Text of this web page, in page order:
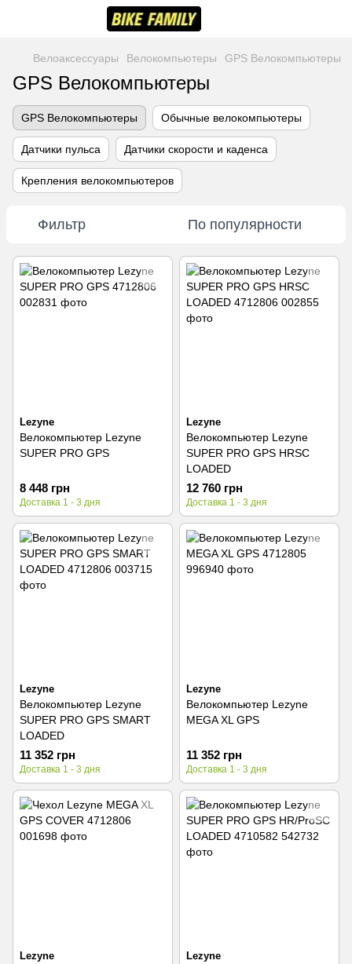
Велоаксессуары Велокомпьютеры GPS Велокомпьютеры
GPS Велокомпьютеры
GPS Велокомпьютеры Обычные велокомпьютеры
Датчики пульса Датчики скорости и каденса
Крепления велокомпьютеров
Фильтр По популярности
Lezyne
Велокомпьютер Lezyne
SUPER PRO GPS
8 448 грн
Доставка 1 - 3 дня
Lezyne
Велокомпьютер Lezyne
SUPER PRO GPS HRSC
LOADED
12 760 грн
Доставка 1 - 3 дня
Lezyne
Велокомпьютер Lezyne
SUPER PRO GPS SMART
LOADED
11 352 грн
Доставка 1 - 3 дня
Lezyne
Велокомпьютер Lezyne
MEGA XL GPS
11 352 грн
Доставка 1 - 3 дня
Lezyne Lezyne